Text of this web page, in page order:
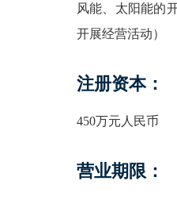
风能、太阳能的
开展经营活动）
注册资本：
450万元人民币
营业期限：